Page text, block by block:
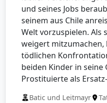
und seines Jobs
seinem aus Chile
Welt vorzuspielen. Als
weigert mitzumachen,
tödlichen
beiden Kinder in
Prostituierte als
Batic und Leitmayr